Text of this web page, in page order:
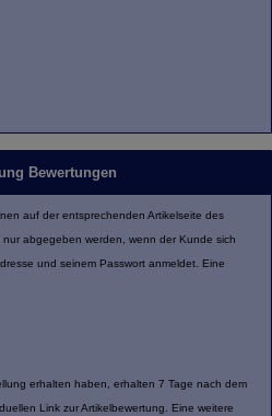
Bewertungen
auf der entsprechenden Artikelseite des
abgegeben werden, wenn der Kunde sich
und seinem Passwort anmeldet. Eine
erhalten haben, erhalten 7 Tage nach dem
Link zur Artikelbewertung. Eine weitere